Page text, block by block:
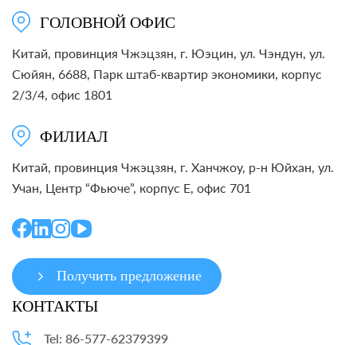
ГОЛОВНОЙ ОФИС
Китай, провинция Чжэцзян, г. Юэцин, ул. Чэндун, ул.
Сюйян, 6688, Парк штаб-квартир экономики, корпус
2/3/4, офис 1801
ФИЛИАЛ
Китай, провинция Чжэцзян, г. Ханчжоу, р-н Юйхан, ул.
Учан, Центр “Фьюче”, корпус E, офис 701
Получить предложение
КОНТАКТЫ
Tel: 86-577-62379399